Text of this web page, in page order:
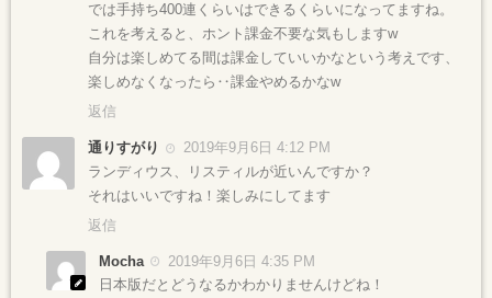
では手持ち400連くらいはできるくらいになってますね。
これを考えると、ホント課金不要な気もしますw
自分は楽しめてる間は課金していいかなという考えです、
楽しめなくなったら‥課金やめるかなw
返信
通りすがり
2019年9月6日 4:12 PM
ランディウス、リスティルが近いんですか？
それはいいですね！楽しみにしてます
返信
Mocha
2019年9月6日 4:35 PM
日本版だとどうなるかわかりませんけどね！